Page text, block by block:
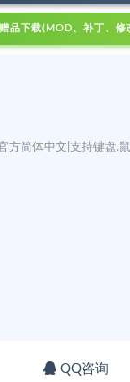
赠品下载(MOD、补丁、修
方简体中文|支持键盘.
QQ咨询